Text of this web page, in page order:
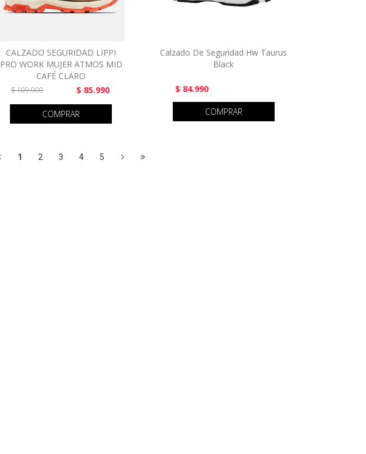
CALZADO SEGURIDAD LIPPI
PRO WORK MUJER ATMOS MID
CAFÉ CLARO
$ 109.900 $ 85.990
COMPRAR
Calzado De Seguridad Hw Taurus
Black
$ 84.990
COMPRAR
1 2 3 4 5